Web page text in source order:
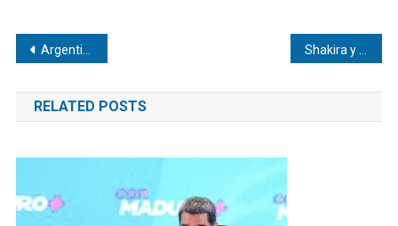
Navegación
de
entradas
Argentina envía a países de África y Europa insumos para diagnosticar hantavirus
RELATED POSTS